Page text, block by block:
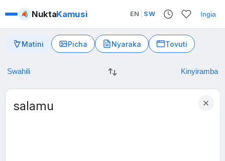
NuktaKamusi EN SW Ingia
Matini Picha Nyaraka Tovuti